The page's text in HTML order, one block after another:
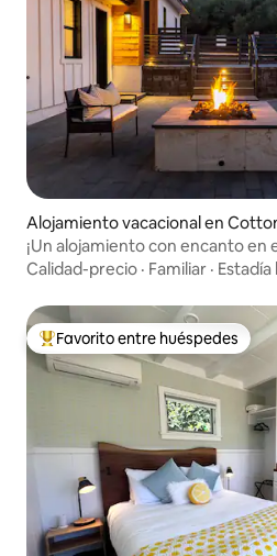
Alojamiento vacacional en
¡Un alojamiento con encanto en
antiguo!
Calidad-precio · Familiar · Estadía
Favorito entre huéspedes
Favorito entre huéspedes